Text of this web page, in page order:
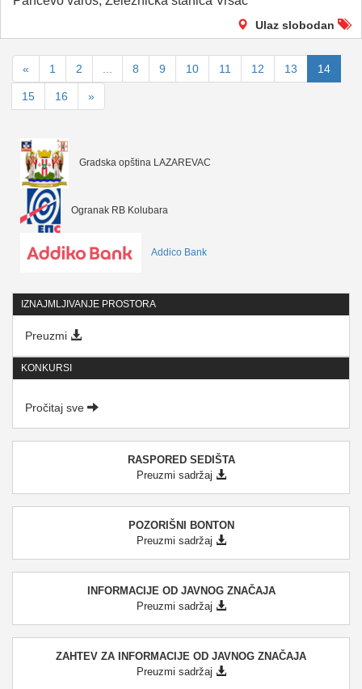
Ulaz slobodan
« 1 2 8 9 10 11 12 13 14
15 16 »
Gradska opština LAZAREVAC
Ogranak RB Kolubara
Addico Bank
IZNAJMLJIVANJE PROSTORA
Preuzmi
KONKURSI
Pročitaj sve
RASPORED SEDIŠTA
Preuzmi sadržaj
POZORIŠNI BONTON
Preuzmi sadržaj
INFORMACIJE OD JAVNOG ZNAČAJA
Preuzmi sadržaj
ZAHTEV ZA INFORMACIJE OD JAVNOG ZNAČAJA
Preuzmi sadržaj